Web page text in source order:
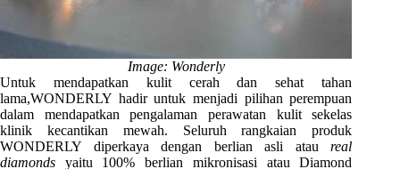
Image: Wonderly
Untuk mendapatkan kulit cerah dan sehat tahan
lama,WONDERLY hadir untuk menjadi pilihan perempuan
dalam mendapatkan pengalaman perawatan kulit sekelas
klinik kecantikan mewah. Seluruh rangkaian produk
WONDERLY diperkaya dengan berlian asli ataureal
diamonds yaitu 100% berlian mikronisasi atau Diamond